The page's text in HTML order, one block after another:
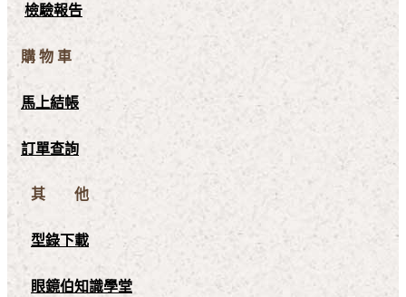
檢驗報告
購 物 車
馬上結帳
訂單查詢
其 他
型錄下載
眼鏡伯知識學堂